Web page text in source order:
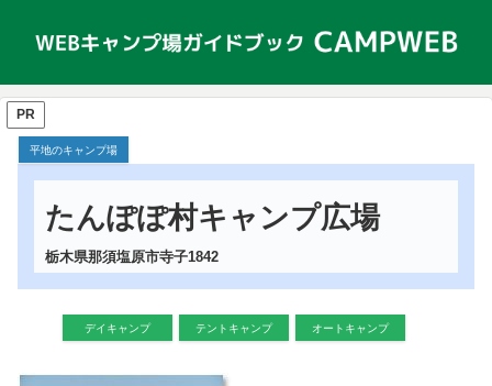
PR
平地のキャンプ場
たんぽぽ村キャンプ広場
栃木県那須塩原市寺子1842
デイキャンプ テントキャンプ オートキャンプ